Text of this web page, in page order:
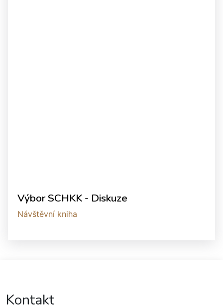
Výbor SCHKK - Diskuze
Návštěvní kniha
Kontakt